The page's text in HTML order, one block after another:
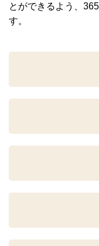
とができるよう、
す。